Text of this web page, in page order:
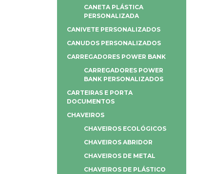
CANETA PLÁSTICA
PERSONALIZADA
CANIVETE PERSONALIZADOS
CANUDOS PERSONALIZADOS
CARREGADORES POWER BANK
CARREGADORES POWER
BANK PERSONALIZADOS
CARTEIRAS E PORTA
DOCUMENTOS
CHAVEIROS
CHAVEIROS ECOLÓGICOS
CHAVEIROS ABRIDOR
CHAVEIROS DE METAL
CHAVEIROS DE PLÁSTICO